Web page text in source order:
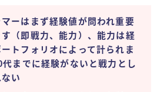
ーはまず経験値が問われ重要
（即戦力、能力）、能力は経
トフォリオによって計られま
代までに経験がないと戦力とし
い